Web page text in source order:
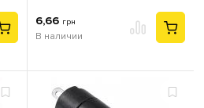
6,66 грн
В наличии